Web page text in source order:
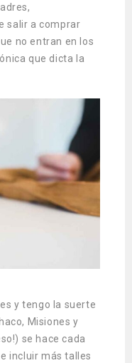
salir a comprar
no entran en los
que dicta la
y tengo la suerte
Misiones y
se hace cada
incluir más talles